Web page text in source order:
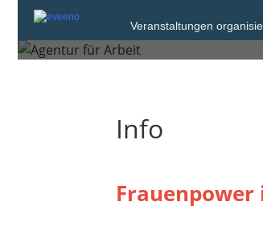
Veranstaltungen
Stuttgart
Info